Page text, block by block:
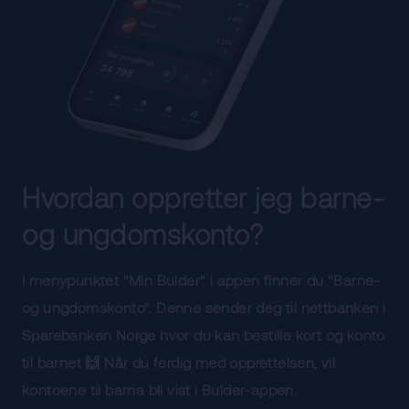
Hvordan oppretter jeg barne-
og ungdomskonto?
I menypunktet "Min Bulder" i appen finner du "Barne-
og ungdomskonto". Denne sender deg til nettbanken i
Sparebanken Norge hvor du kan bestille kort og konto
til barnet 🙌 Når du ferdig med opprettelsen, vil
kontoene til barna bli vist i Bulder-appen.